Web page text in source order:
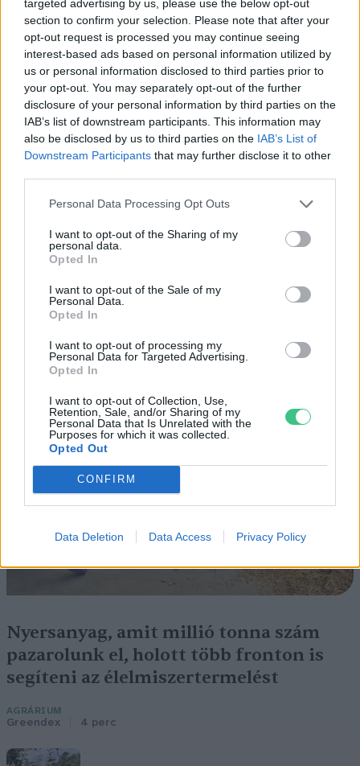
targeted advertising by us, please use the below opt-out
section to confirm your selection. Please note that after your
opt-out request is processed you may continue seeing
interest-based ads based on personal information utilized by
us or personal information disclosed to third parties prior to
your opt-out. You may separately opt-out of the further
disclosure of your personal information by third parties on the
IAB’s list of downstream participants. This information may
also be disclosed by us to third parties on the IAB’s List of
Downstream Participants that may further disclose it to other
Personal Data Processing Opt Outs
I want to opt-out of the Sharing of my
personal data.
Opted In
I want to opt-out of the Sale of my
Personal Data.
Opted In
I want to opt-out of processing my
Personal Data for Targeted Advertising.
Opted In
I want to opt-out of Collection, Use,
Retention, Sale, and/or Sharing of my
Personal Data that Is Unrelated with the
Purposes for which it was collected.
Opted Out
CONFIRM
Data Deletion Data Access Privacy Policy
Negatív vízállások, vízkorlátozások:
miképp takarékoskodhatsz a vízzel?
Granát-Galló Tímea 5 perc
Hogyan védekezzünk a hangyák
ellen természetes módon?
OTTHONUNK
Nyersanyag, amit millió tonna szám
pazarolunk el, holott több fronton is
segíteni az élelmiszertermelést
AGRÁRIUM
Greendex 4 perc